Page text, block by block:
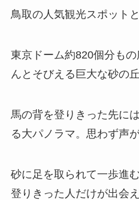
鳥取の人気観光スポット
東京ドーム約820個分も
んとそびえる巨大な砂の
馬の背を登りきった先に
る大パノラマ。思わず声
砂に足を取られて一歩進
登りきった人だけが出会